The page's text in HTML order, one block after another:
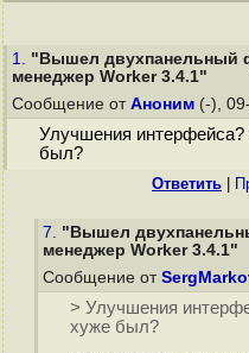
1. "Вышел двухпанельный
менеджер Worker 3.4.1"
Сообщение от Аноним (-),
Улучшения
был?
Ответить
7. "Вышел
менеджер Worker 3.4.1"
Сообщение от
> Улучшения
хуже был?